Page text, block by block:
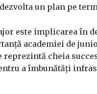
un plan pe
este implicarea în
academiei de
cheia
a îmbunătăți